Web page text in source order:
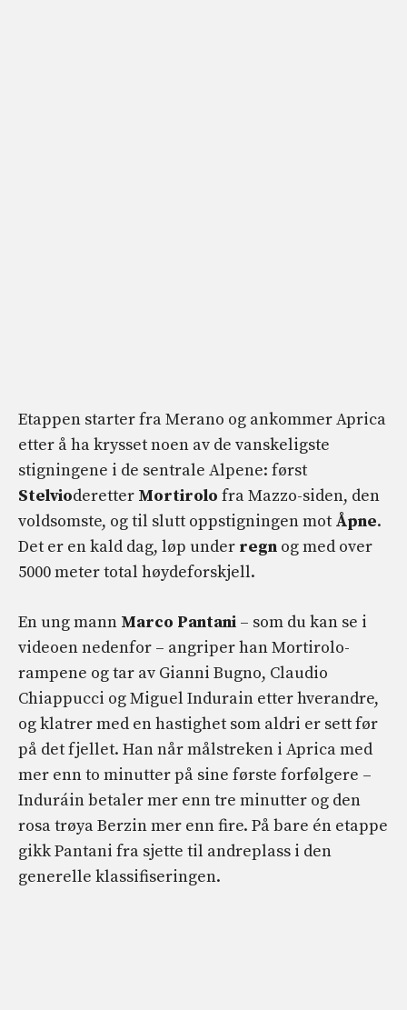
Etappen starter fra Merano og ankommer Aprica
etter å ha krysset noen av de vanskeligste
stigningene i de sentrale Alpene: først
Stelvioderetter Mortirolo fra Mazzo-siden, den
voldsomste, og til slutt oppstigningen mot Åpne.
Det er en kald dag, løp under regn og med over
5000 meter total høydeforskjell.
En ung mann Marco Pantani – som du kan se i
videoen nedenfor – angriper han Mortirolo-
rampene og tar av Gianni Bugno, Claudio
Chiappucci og Miguel Indurain etter hverandre,
og klatrer med en hastighet som aldri er sett før
på det fjellet. Han når målstreken i Aprica med
mer enn to minutter på sine første forfølgere –
Induráin betaler mer enn tre minutter og den
rosa trøya Berzin mer enn fire. På bare én etappe
gikk Pantani fra sjette til andreplass i den
generelle klassifiseringen.